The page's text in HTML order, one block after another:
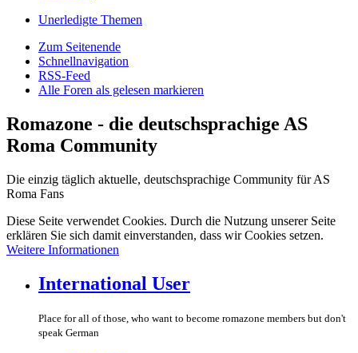
Unerledigte Themen
Zum Seitenende
Schnellnavigation
RSS-Feed
Alle Foren als gelesen markieren
Romazone - die deutschsprachige AS
Roma Community
Die einzig täglich aktuelle, deutschsprachige Community für AS
Roma Fans
Diese Seite verwendet Cookies. Durch die Nutzung unserer Seite
erklären Sie sich damit einverstanden, dass wir Cookies setzen.
Weitere Informationen
International User
Place for all of those, who want to become romazone members but don't
speak German